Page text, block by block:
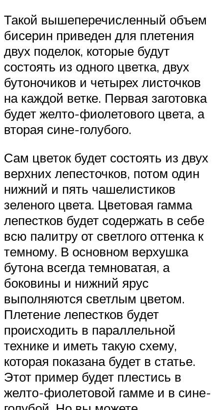
Такой вышеперечисленный объем
бисерин приведен для плетения
двух поделок, которые будут
состоять из одного цветка, двух
бутоночиков и четырех листочков
на каждой ветке. Первая заготовка
будет желто-фиолетового цвета, а
вторая сине-голубого.
Сам цветок будет состоять из двух
верхних лепесточков, потом один
нижний и пять чашелистиков
зеленого цвета. Цветовая гамма
лепестков будет содержать в себе
всю палитру от светлого оттенка к
темному. В основном верхушка
бутона всегда темноватая, а
боковины и нижний ярус
выполняются светлым цветом.
Плетение лепестков будет
происходить в параллельной
технике и иметь такую схему,
которая показана будет в статье.
Этот пример будет плестись в
желто-фиолетовой гамме и в сине-